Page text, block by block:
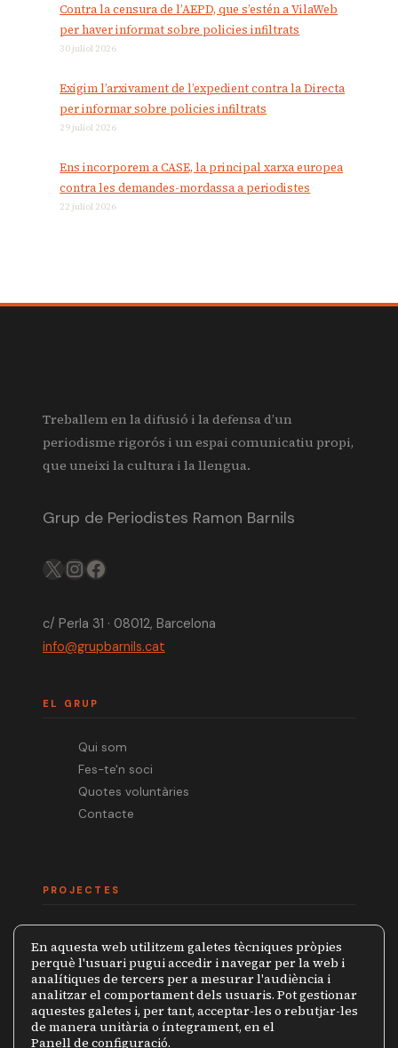
Contra la censura de l’AEPD, que s’estén a VilaWeb
per haver informat sobre policies infiltrats
30 juliol 2026
Exigim l’arxivament de l’expedient contra la Directa
per informar sobre policies infiltrats
29 juliol 2026
Ens incorporem a CASE, la principal xarxa europea
contra les demandes-mordassa a periodistes
22 juliol 2026
Treballem en la difusió i la defensa d’un
periodisme rigorós i un espai comunicatiu propi,
que uneixi la cultura i la llengua.
Grup de Periodistes Ramon Barnils
X IGFB
c/ Perla 31 · 08012, Barcelona
info@grupbarnils.cat
EL GRUP
Qui som
Fes-te'n soci
Quotes voluntàries
Contacte
PROJECTES
Premi Ramon Barnils
Col·lecció Periodistes
Mapa de la Censura
En aquesta web utilitzem galetes tècniques pròpies
perquè l'usuari pugui accedir i navegar per la web i
analítiques de tercers per a mesurar l'audiència i
analitzar el comportament dels usuaris. Pot gestionar
aquestes galetes i, per tant, acceptar-les o rebutjar-les
de manera unitària o íntegrament, en el
Panell de configuració.